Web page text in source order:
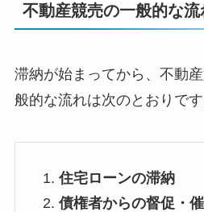
不動産競売の一般的な流
滞納が始まってから、不動
般的な流れは次のとおりです
住宅ローンの滞納
債権者からの督促・